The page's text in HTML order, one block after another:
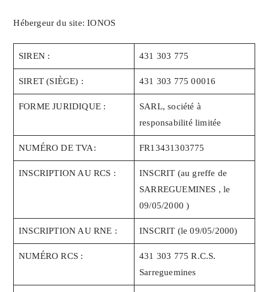
Hébergeur du site: IONOS
SIREN : 431 303 775
SIRET (SIÈGE) : 431 303 775 00016
FORME JURIDIQUE :
SARL, société à
responsabilité limitée
NUMÉRO DE TVA: FR13431303775
INSCRIPTION AU RCS :
INSCRIT (au greffe de
SARREGUEMINES , le
09/05/2000 )
INSCRIPTION AU RNE : INSCRIT (le 09/05/2000)
NUMÉRO RCS :
431 303 775 R.C.S.
Sarreguemines